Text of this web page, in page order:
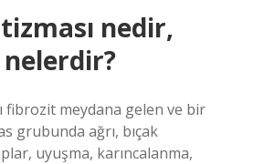
nedir,
fibrozit meydana gelen ve bir
grubunda ağrı, bıçak
uyuşma, karıncalanma,